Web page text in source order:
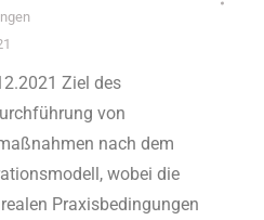
Ziel des
von
nach dem
wobei die
Praxisbedingungen